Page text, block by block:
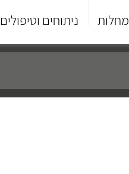
מחלות ניתוחים וטיפולים